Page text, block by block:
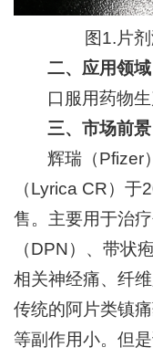
图1.片
二、应用领域
口服用药物
三、市场前景
辉瑞（Pfizer
（Lyrica CR）
售。主要用于治
（DPN）、带状
相关神经痛、纤
传统的阿片类镇
等副作用小。但